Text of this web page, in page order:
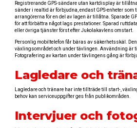
Registrerande GPS-sändare utan kartdisplay är
sänder i realtid är förbjudna, endast GPS-enheter
arrangörerna för en del av lagen är tillåtna. Sparade
för att förbättra något lags prestationer. Sparad
eller övriga tjänster först efter Jukolakavlens omstart.
Personlig mobiltelefon får bäras av säkerhetsskäl.
växlingsområdet och under tävlingen. Användning är
Fotografering av kartan under tävlingens gång är
Lagledare och
Lagledare och tränare har inte tillträde till start-,
behov kan serviceuppgifter ges från publikområden.
Intervjuer och